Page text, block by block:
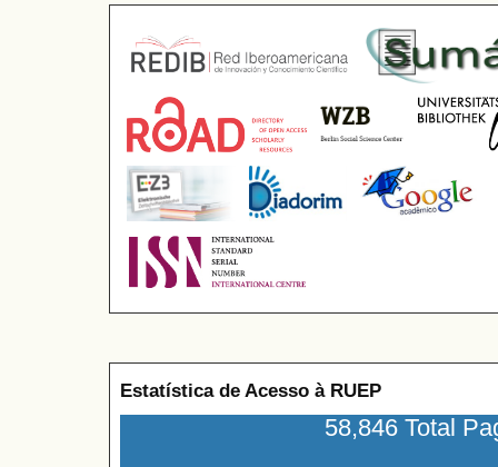
Estatística de Acesso à RUEP
58,846 Total